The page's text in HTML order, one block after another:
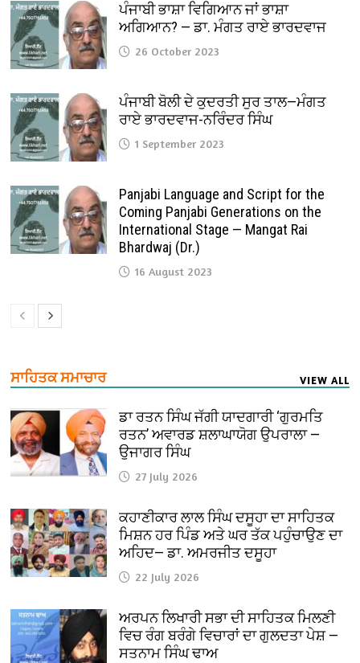
ਪੰਜਾਬੀ ਭਾਸ਼ਾ ਵਿਗਿਆਨ ਜਾਂ ਭਾਸ਼ਾ
ਅਗਿਆਨ? — ਡਾ. ਮੰਗਤ ਰਾਏ ਭਾਰਦਵਾਜ
26 October 2023
ਪੰਜਾਬੀ ਬੋਲੀ ਦੇ ਕੁਦਰਤੀ ਸੁਰ ਤਾਲ—ਮੰਗਤ
ਰਾਏ ਭਾਰਦਵਾਜ-ਨਰਿੰਦਰ ਸਿੰਘ
1 September 2023
Panjabi Language and Script for the
Coming Panjabi Generations on the
International Stage — Mangat Rai
Bhardwaj (Dr.)
16 August 2023
ਸਾਹਿਤਕ ਸਮਾਚਾਰ VIEW ALL
ਡਾ ਰਤਨ ਸਿੰਘ ਜੱਗੀ ਯਾਦਗਾਰੀ ‘ਗੁਰਮਤਿ
ਰਤਨ’ ਅਵਾਰਡ ਸ਼ਲਾਘਾਯੋਗ ਉਪਰਾਲਾ —
ਉਜਾਗਰ ਸਿੰਘ
27 July 2026
ਕਹਾਣੀਕਾਰ ਲਾਲ ਸਿੰਘ ਦਸੂਹਾ ਦਾ ਸਾਹਿਤਕ
ਮਿਸ਼ਨ ਹਰ ਪਿੰਡ ਅਤੇ ਘਰ ਤੱਕ ਪਹੁੰਚਾਉਣ ਦਾ
ਅਹਿਦ— ਡਾ. ਅਮਰਜੀਤ ਦਸੂਹਾ
22 July 2026
ਅਰਪਨ ਲਿਖਾਰੀ ਸਭਾ ਦੀ ਸਾਹਿਤਕ ਮਿਲਣੀ
ਵਿਚ ਰੰਗ ਬਰੰਗੇ ਵਿਚਾਰਾਂ ਦਾ ਗੁਲਦਤਾ ਪੇਸ਼ —
ਸਤਨਾਮ ਸਿੰਘ ਢਾਅ